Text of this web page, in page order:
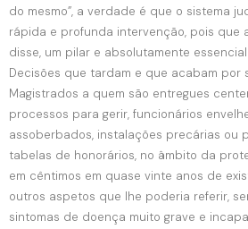
do mesmo”, a verdade é que o sistema
rápida e profunda intervenção, pois que
disse, um pilar e absolutamente
Decisões que tardam e que acabam por
Magistrados a quem são entregues
processos para gerir, funcionários
assoberbados, instalações precárias ou
tabelas de honorários, no âmbito da
em cêntimos em quase vinte anos de
outros aspetos que lhe poderia referir,
sintomas de doença muito grave e